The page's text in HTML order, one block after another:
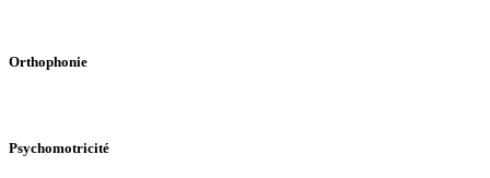
Orthophonie
Psychomotricité